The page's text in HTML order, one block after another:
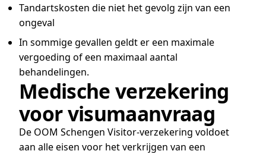
Tandartskosten die niet het gevolg zijn van een
ongeval
In sommige gevallen geldt er een maximale
vergoeding of een maximaal aantal
behandelingen.
Medische verzekering
voor visumaanvraag
De OOM Schengen Visitor-verzekering voldoet
aan alle eisen voor het verkrijgen van een